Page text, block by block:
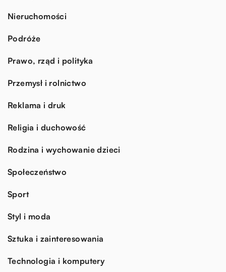
Nieruchomości
Podróże
Prawo, rząd i polityka
Przemysł i rolnictwo
Reklama i druk
Religia i duchowość
Rodzina i wychowanie dzieci
Społeczeństwo
Sport
Styl i moda
Sztuka i zainteresowania
Technologia i komputery